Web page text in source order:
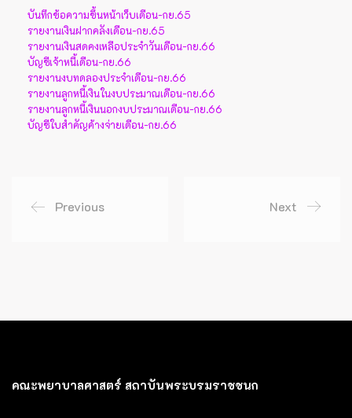
บันทึกข้อความขึ้นหน้าเว็บเดือน-กย.65
รายงานเงินฝากคลังเดือน-กย.65
รายงานเงินสดคงเหลือประจำวันเดือน-กย.66
บัญชีเจ้าหนี้เดือน-กย.66
รายงานงบทดลองประจำเดือน-กย.66
รายงานลูกหนี้เงินในงบประมาณเดือน-กย.66
รายงานลูกหนี้เงินนอกงบประมาณเดือน-กย.66
บัญชีใบสำคัญค้างจ่ายเดือน-กย.66
Previous Next
คณะพยาบาลศาสตร์ สถาบันพระบรมราชชนก